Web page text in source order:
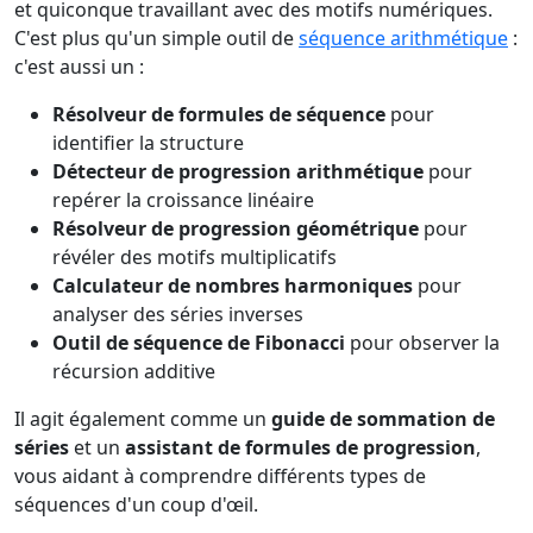
et quiconque travaillant avec des motifs numériques.
C'est plus qu'un simple outil deséquence arithmétique :
c'est aussi un :
Résolveur de formules de séquence pour
identifier la structure
Détecteur de progression arithmétique pour
repérer la croissance linéaire
Résolveur de progression géométrique pour
révéler des motifs multiplicatifs
Calculateur de nombres harmoniques pour
analyser des séries inverses
Outil de séquence de Fibonacci pour observer la
récursion additive
Il agit également comme un guide de sommation de
séries et un assistant de formules de progression,
vous aidant à comprendre différents types de
séquences d'un coup d'œil.